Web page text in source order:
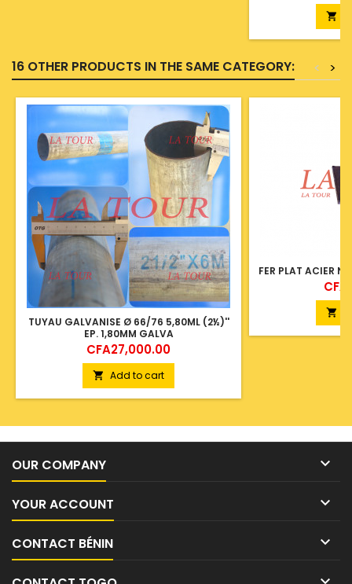

16 OTHER PRODUCTS IN THE SAME CATEGORY: >
<
TUYAU GALVANISE Ø 66/76 5,80ML (2½)''
EP. 1,80MM GALVA
Price
CFA27,000.00
 Add to cart
FER PLAT ACIER
Price

OUR COMPANY 
YOUR ACCOUNT 
CONTACT BÉNIN 